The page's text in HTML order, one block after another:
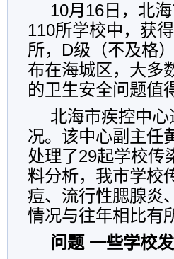
10月16日，北
110所学校中，获
所，D级（不及格
布在海城区，大多
的卫生安全问题值
北海市疾控中
况。该中心副主任
处理了29起学校传
料分析，我市学校
痘、流行性腮腺炎
情况与往年相比有
问题 一些学校